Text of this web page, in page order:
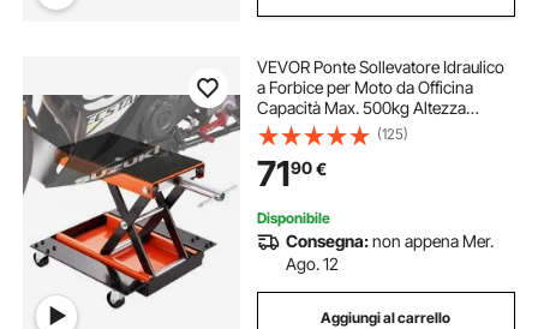
VEVOR Ponte Sollevatore Idraulico
a Forbice per Moto da Officina
Capacità Max. 500kg Altezza
Regolabile 12-39cm, Ponte
Sollevatore Alzamoto da Officina
Operazione Idraulica Piattaforma
37,1 x 22,8 cm
(125)
7190€
Disponibile
Consegna:non appena Mer.
Ago. 12
Aggiungi al carrello